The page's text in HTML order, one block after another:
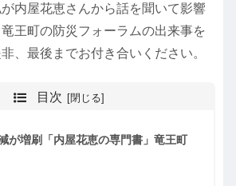
内屋花恵さんから話を聞いて影響
王町の防災フォーラムの出来事を
、最後までお付き合いください。
目次
が増刷「内屋花恵の専門書」竜王町